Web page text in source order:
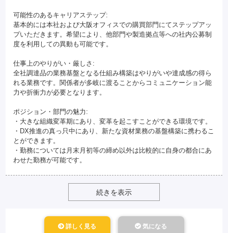
可能性のあるキャリアステップ:
基本的には本社および大阪オフィスでの購買部門にてステップアッ
プいただきます。希望により、他部門や製造拠点等への社内公募制
度を利用しての異動も可能です。
仕事上のやりがい・厳しさ:
全社調達品の業務基盤となる仕組み構築はやりがいや達成感の得ら
れる業務です。関係者が多岐に渡ることからコミュニケーション能
力や折衝力が必要となります。
ポジション・部門の魅力:
・大きな組織変革期にあり、変革を起こすことができる環境です。
・DX推進の真っ只中にあり、新たな資材業務の基盤構築に携わるこ
とができます。
・勤務については月末月初等の締め以外は比較的に自身の都合にあ
わせた勤務が可能です。
続きを表示
詳しく見る 気になる